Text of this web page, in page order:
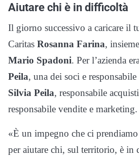
Aiutare chi è in difficoltà
Il giorno successivo a caricare il
Caritas Rosanna Farina,
Mario Spadoni. Per l’azienda
Peila, una dei soci e
Silvia Peila, responsabile
responsabile vendite e marketing.
«È un impegno che ci
per aiutare chi, sul territorio, è in